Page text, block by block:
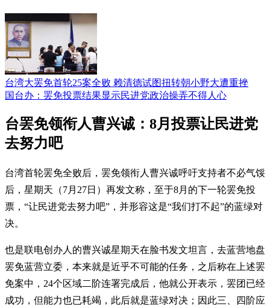
台湾大罢免首轮25案全败 赖清德试图扭转朝小野大遭重挫
国台办：罢免投票结果显示民进党政治操弄不得人心
台罢免领衔人曹兴诚：8月投票让民进党
去努力吧
台湾首轮罢免全败后，罢免领衔人曹兴诚呼吁支持者不必气馁
后，星期天（7月27日）再发文称，至于8月的下一轮罢免投
票，“让民进党去努力吧”，并形容这是“我们打不起”的蓝绿对
决。
也是联电创办人的曹兴诚星期天在脸书发文坦言，去蓝营地盘
罢免蓝营立委，本来就是近乎不可能的任务，之后称在上述罢
免案中，24个区域二阶连署完成后，他就公开表示，罢团已经
成功，但能力也已耗竭，此后就是蓝绿对决；因此三、四阶应